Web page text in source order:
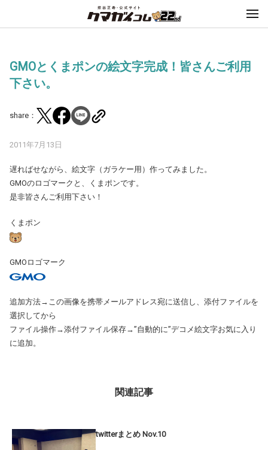
GMOとくまポンの絵文字完成！皆さんご利用
下さい。
share：
2011年7月13日
遅ればせながら、絵文字（ガラケー用）作ってみました。
GMOのロゴマークと、くまポンです。
是非皆さんご利用下さい！
くまポン
GMOロゴマーク
追加方法→この画像を携帯メールアドレス宛に送信し、添付ファイルを
選択してから
ファイル操作→添付ファイル保存→”自動的に”デコメ絵文字お気に入り
に追加。
関連記事
twitterまとめ Nov.10